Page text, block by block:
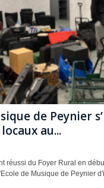
de Peynier
au...
réussi du Foyer Rural en
de Musique de Peynier